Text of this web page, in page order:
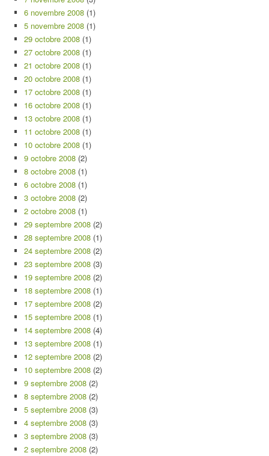
6 novembre 2008 (1)
5 novembre 2008 (1)
29 octobre 2008 (1)
27 octobre 2008 (1)
21 octobre 2008 (1)
20 octobre 2008 (1)
17 octobre 2008 (1)
16 octobre 2008 (1)
13 octobre 2008 (1)
11 octobre 2008 (1)
10 octobre 2008 (1)
9 octobre 2008 (2)
8 octobre 2008 (1)
6 octobre 2008 (1)
3 octobre 2008 (2)
2 octobre 2008 (1)
29 septembre 2008 (2)
28 septembre 2008 (1)
24 septembre 2008 (2)
23 septembre 2008 (3)
19 septembre 2008 (2)
18 septembre 2008 (1)
17 septembre 2008 (2)
15 septembre 2008 (1)
14 septembre 2008 (4)
13 septembre 2008 (1)
12 septembre 2008 (2)
10 septembre 2008 (2)
9 septembre 2008 (2)
8 septembre 2008 (2)
5 septembre 2008 (3)
4 septembre 2008 (3)
3 septembre 2008 (3)
2 septembre 2008 (2)